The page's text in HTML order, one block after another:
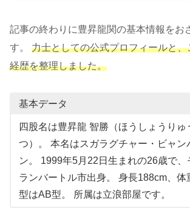
記事の終わりに豊昇龍関の基本情報をお
す。 力士としての公式プロフィールと
経歴を整理しました。
基本データ
四股名は豊昇龍 智勝（ほうしょうりゅ
つ）。 本名はスガラグチャー・ビャン
ン。 1999年5月22日生まれの26歳で、
ランバートル市出身。 身長188cm、体
型はAB型。 所属は立浪部屋です。